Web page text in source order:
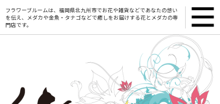
フラワーブルームは、福岡県北九州市でお花や雑貨などであなたの想い
を伝え、メダカや金魚・タナゴなどで癒しをお届けする花とメダカの専
門店です。